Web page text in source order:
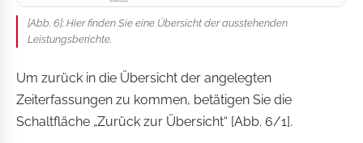
[Abb. 6]: Hier finden Sie eine Übersicht der ausstehenden
Leistungsberichte.
Um zurück in die Übersicht der angelegten
Zeiterfassungen zu kommen, betätigen Sie die
Schaltfläche „Zurück zur Übersicht“ [Abb. 6/1].